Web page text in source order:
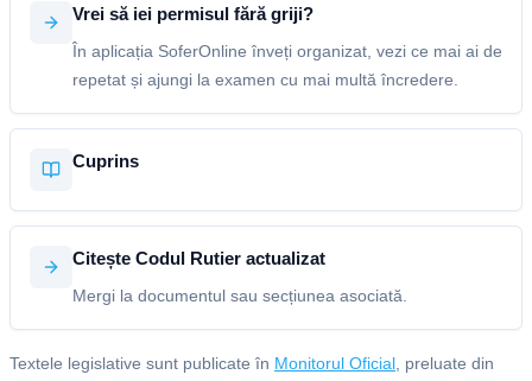
Vrei să iei permisul fără griji?
În aplicația SoferOnline înveți organizat, vezi ce mai ai de
repetat și ajungi la examen cu mai multă încredere.
Cuprins
Citește Codul Rutier actualizat
Mergi la documentul sau secțiunea asociată.
Textele legislative sunt publicate în Monitorul Oficial , preluate din